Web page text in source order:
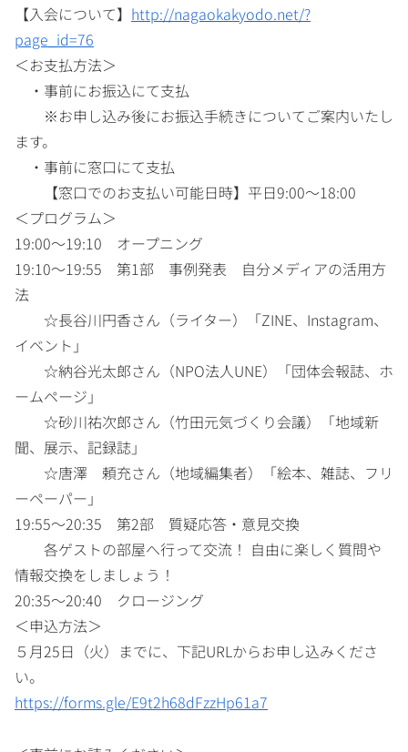
【入会について】 http://nagaokakyodo.net/?
page_id=76
＜お支払方法＞
・事前にお振込にて支払
※お申し込み後にお振込手続きについてご案内いたし
ます。
・事前に窓口にて支払
【窓口でのお支払い可能日時】平日9:00～18:00
＜プログラム＞
19:00～19:10 オープニング
19:10～19:55 第1部 事例発表 自分メディアの活用方
法
☆長谷川円香さん（ライター）「ZINE、Instagram、
イベント」
☆納谷光太郎さん（NPO法人UNE）「団体会報誌、ホ
ームページ」
☆砂川祐次郎さん（竹田元気づくり会議）「地域新
聞、展示、記録誌」
☆唐澤 頼充さん（地域編集者）「絵本、雑誌、フリ
ーペーパー」
19:55～20:35 第2部 質疑応答・意見交換
各ゲストの部屋へ行って交流！ 自由に楽しく質問や
情報交換をしましょう！
20:35～20:40 クロージング
＜申込方法＞
５月25日（火）までに、下記URLからお申し込みくださ
い。
https://forms.gle/E9t2h68dFzzHp61a7